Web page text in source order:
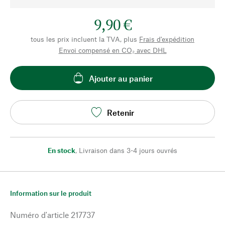
9,90 €
tous les prix incluent la TVA, plus Frais d'expédition
Envoi compensé en CO₂ avec DHL
Ajouter au panier
Retenir
En stock, Livraison dans 3-4 jours ouvrés
Information sur le produit
Numéro d'article 217737